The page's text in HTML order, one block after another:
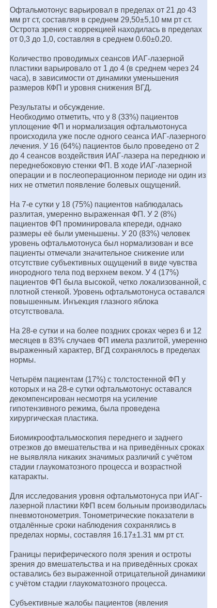
Офтальмотонус варьировал в пределах от 21 до 43
мм рт ст, составляя в среднем 29,50±5,10 мм рт ст.
Острота зрения с коррекцией находилась в пределах
от 0,3 до 1,0, составляя в среднем 0.60±0.20.
Количество проводимых сеансов ИАГ-лазерной
пластики варьировало от 1 до 4 (в среднем через 24
часа), в зависимости от динамики уменьшения
размеров КФП и уровня снижения ВГД.
Результаты и обсуждение.
Необходимо отметить, что у 8 (33%) пациентов
уплощение ФП и нормализация офтальмотонуса
происходила уже после одного сеанса ИАГ-лазерного
лечения. У 16 (64%) пациентов было проведено от 2
до 4 сеансов воздействия ИАГ-лазера на переднюю и
переднебоковую стенки ФП. В ходе ИАГ-лазерной
операции и в послеоперационном периоде ни один из
них не отметил появление болевых ощущений.
На 7-е сутки у 18 (75%) пациентов наблюдалась
разлитая, умеренно выраженная ФП. У 2 (8%)
пациентов ФП проминировала кпереди, однако
размеры её были уменьшены. У 20 (83%) человек
уровень офтальмотонуса был нормализован и все
пациенты отмечали значительное снижение или
отсутствие субъективных ощущений в виде чувства
инородного тела под верхнем веком. У 4 (17%)
пациентов ФП была высокой, четко локализованной, с
плотной стенкой. Уровень офтальмотонуса оставался
повышенным. Инъекция глазного яблока
отсутствовала.
На 28-е сутки и на более поздних сроках через 6 и 12
месяцев в 83% случаев ФП имела разлитой, умеренно
выраженный характер, ВГД сохранялось в пределах
нормы.
Четырём пациентам (17%) с толстостенной ФП у
которых и на 28-е сутки офтальмотонус оставался
декомпенсирован несмотря на усиление
гипотензивного режима, была проведена
хирургическая пластика.
Биомикроофтальмоскопия переднего и заднего
отрезков до вмешательства и на приведённых сроках
не выявляла никаких значимых различий с учётом
стадии глаукоматозного процесса и возрастной
катаракты.
Для исследования уровня офтальмотонуса при ИАГ-
лазерной пластики КФП всем больным производилась
пневмотонометрия. Тонометрические показатели в
отдалённые сроки наблюдения сохранялись в
пределах нормы, составляя 16.17±1.31 мм рт ст.
Границы периферического поля зрения и остроты
зрения до вмешательства и на приведённых сроках
оставались без выраженной отрицательной динамики
с учётом стадии глаукоматозного процесса.
Субъективные жалобы пациентов (явления